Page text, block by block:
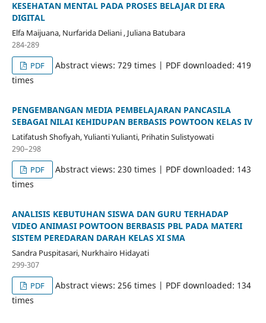
KESEHATAN MENTAL PADA PROSES BELAJAR DI ERA
DIGITAL
Elfa Maijuana, Nurfarida Deliani , Juliana Batubara
284-289
PDF
Abstract views: 729 times | PDF downloaded: 419
times
PENGEMBANGAN MEDIA PEMBELAJARAN PANCASILA
SEBAGAI NILAI KEHIDUPAN BERBASIS POWTOON KELAS IV
Latifatush Shofiyah, Yulianti Yulianti, Prihatin Sulistyowati
290–298
PDF
Abstract views: 230 times | PDF downloaded: 143
times
ANALISIS KEBUTUHAN SISWA DAN GURU TERHADAP
VIDEO ANIMASI POWTOON BERBASIS PBL PADA MATERI
SISTEM PEREDARAN DARAH KELAS XI SMA
Sandra Puspitasari, Nurkhairo Hidayati
299-307
PDF
Abstract views: 256 times | PDF downloaded: 134
times